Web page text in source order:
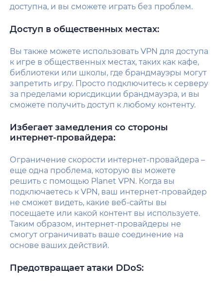
доступна, и вы сможете играть без проблем.
Доступ в общественных местах:
Вы также можете использовать VPN для доступа
к игре в общественных местах, таких как кафе,
библиотеки или школы, где брандмауэры могут
запретить игру. Просто подключитесь к серверу
за пределами юрисдикции брандмауэра, и вы
сможете получить доступ к любому контенту.
Избегает замедления со стороны
интернет-провайдера:
Ограничение скорости интернет-провайдера –
еще одна проблема, которую вы можете
решить с помощью Planet VPN. Когда вы
подключаетесь к VPN, ваш интернет-провайдер
не сможет видеть, какие веб-сайты вы
посещаете или какой контент вы используете.
Таким образом, интернет-провайдеры не
смогут ограничивать ваше соединение на
основе ваших действий.
Предотвращает атаки DDoS: